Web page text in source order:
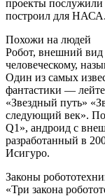
проекты послужили
построил для НАСА.
Похожи на людей
Робот, внешний вид
человеческому,
Один из самых
фантастики —
«Звездный путь»
следующий век».
Q1», андроид с
разработанный в
Исигуро.
Законы
«Три закона